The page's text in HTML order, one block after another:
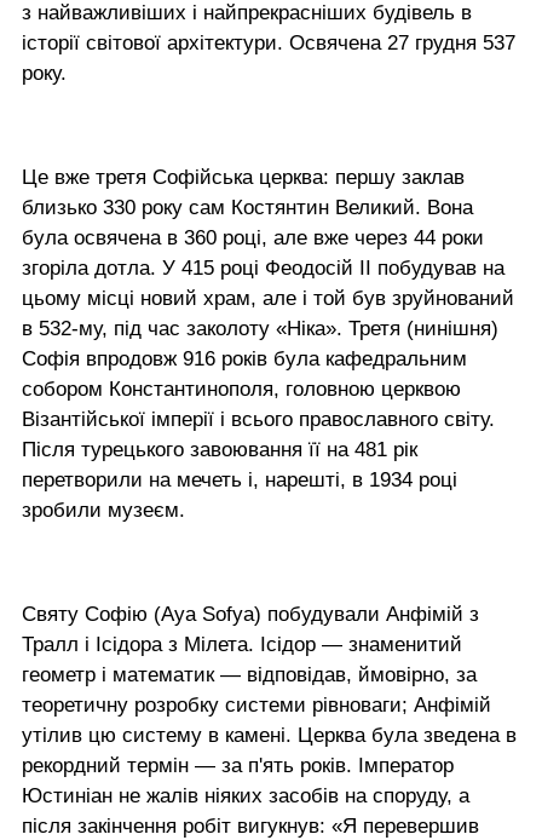
з найважливіших і найпрекрасніших будівель в
історії світової архітектури. Освячена 27 грудня 537
року.
Це вже третя Софійська церква: першу заклав
близько 330 року сам Костянтин Великий. Вона
була освячена в 360 році, але вже через 44 роки
згоріла дотла. У 415 році Феодосій II побудував на
цьому місці новий храм, але і той був зруйнований
в 532-му, під час заколоту «Ніка». Третя (нинішня)
Софія впродовж 916 років була кафедральним
собором Константинополя, головною церквою
Візантійської імперії і всього православного світу.
Після турецького завоювання її на 481 рік
перетворили на мечеть і, нарешті, в 1934 році
зробили музеєм.
Святу Софію (Aya Sofya) побудували Анфімій з
Тралл і Ісідора з Мілета. Ісідор — знаменитий
геометр і математик — відповідав, ймовірно, за
теоретичну розробку системи рівноваги; Анфімій
утілив цю систему в камені. Церква була зведена в
рекордний термін — за п'ять років. Імператор
Юстиніан не жалів ніяких засобів на споруду, а
після закінчення робіт вигукнув: «Я перевершив